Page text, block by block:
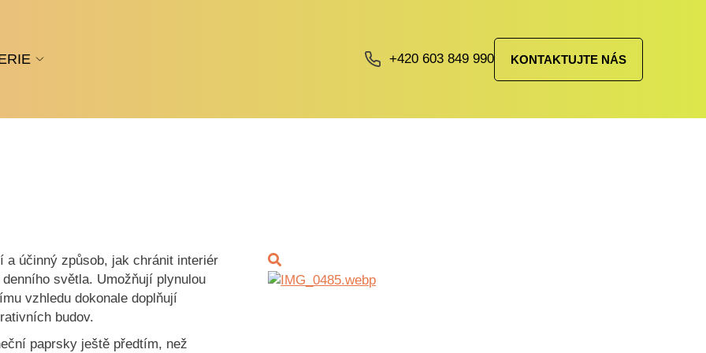
+420 603 849 990 KONTAKTUJTE NÁS
a účinný způsob, jak chránit interiér
světla. Umožňují plynulou
vzhledu dokonale doplňují
budov.
paprsky ještě předtím, než